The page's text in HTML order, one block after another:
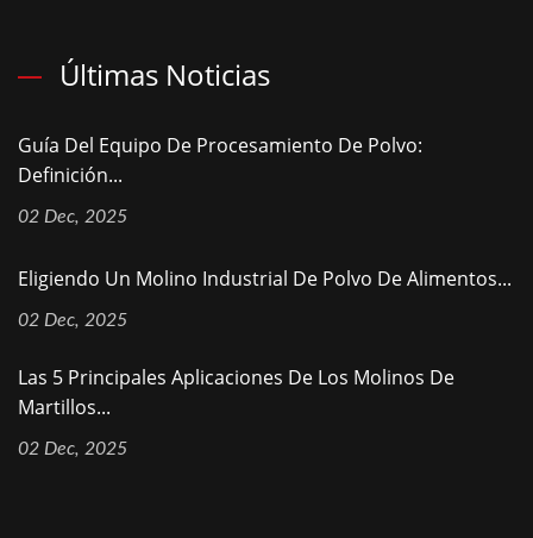
Últimas Noticias
Guía Del Equipo De Procesamiento De Polvo:
Definición...
02 Dec, 2025
Eligiendo Un Molino Industrial De Polvo De Alimentos...
02 Dec, 2025
Las 5 Principales Aplicaciones De Los Molinos De
Martillos...
02 Dec, 2025